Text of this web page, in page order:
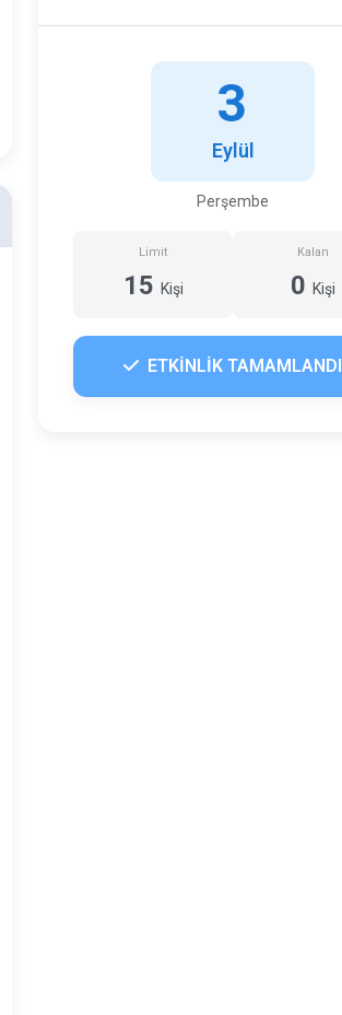
3
Eylül
Perşembe
Limit
15 Kişi
Kalan
0 Kişi
ETKİNLİK TAMAMLANDI